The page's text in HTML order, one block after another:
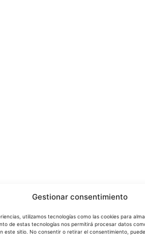
Gestionar consentimiento
utilizamos tecnologías como las cookies para
de estas tecnologías nos permitirá procesar datos
este sitio. No consentir o retirar el consentimiento,